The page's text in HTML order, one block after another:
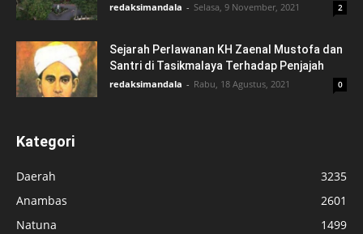
redaksimandala - Selasa, 9 November, 2021 2
Sejarah Perlawanan KH Zaenal Mustofa dan
Santri di Tasikmalaya Terhadap Penjajah
redaksimandala - Rabu, 18 Agustus, 2021 0
Kategori
Daerah
3235
Anambas
2601
Natuna
1499